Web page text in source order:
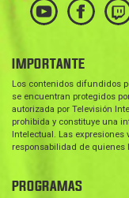
IMPORTANTE
Los contenidos difundidos
se encuentran protegidos
autorizada por Televisión
prohibida y constituye una
Intelectual. Las
responsabilidad de quienes
PROGRAMAS